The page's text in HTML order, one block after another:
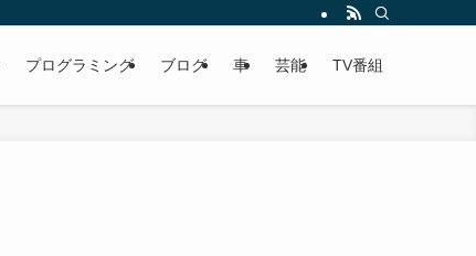
プログラミング ブログ 車 芸能 TV番組